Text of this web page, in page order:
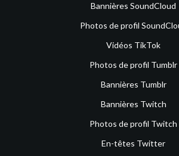
Bannières SoundCloud
Photos de profil
Vidéos TikTok
Photos de profil Tumblr
Bannières Tumblr
Bannières Twitch
Photos de profil Twitch
En-têtes Twitter